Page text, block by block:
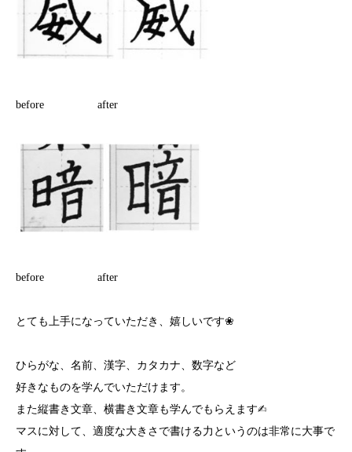
before after
before after
とても上手になっていただき、嬉しいです❀︎
ひらがな、名前、漢字、カタカナ、数字など
好きなものを学んでいただけます。
また縦書き文章、横書き文章も学んでもらえます✍︎
マスに対して、適度な大きさで書ける力というのは非常に大事で